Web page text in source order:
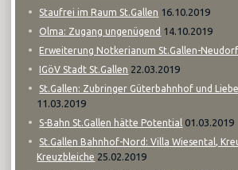
Staufrei im Raum St.Gallen 16.10.2019
Olma: Zugang ungenügend 14.10.2019
Erweiterung Notkerianum St.Gallen-Neudorf
IGöV Stadt St.Gallen 22.03.2019
St.Gallen: Zubringer Güterbahnhof und
11.03.2019
S-Bahn St.Gallen hätte Potential 01.03.2019
St.Gallen Bahnhof-Nord: Villa Wiesental,
Kreuzbleiche 25.02.2019